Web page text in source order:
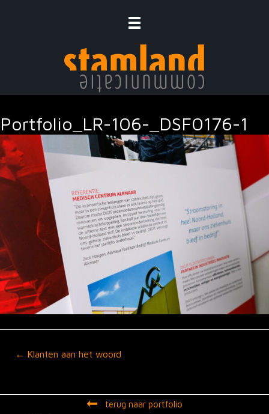
Portfolio_LR-106-_DSF0176-1
← Klanten aan het woord
terug naar portfolio